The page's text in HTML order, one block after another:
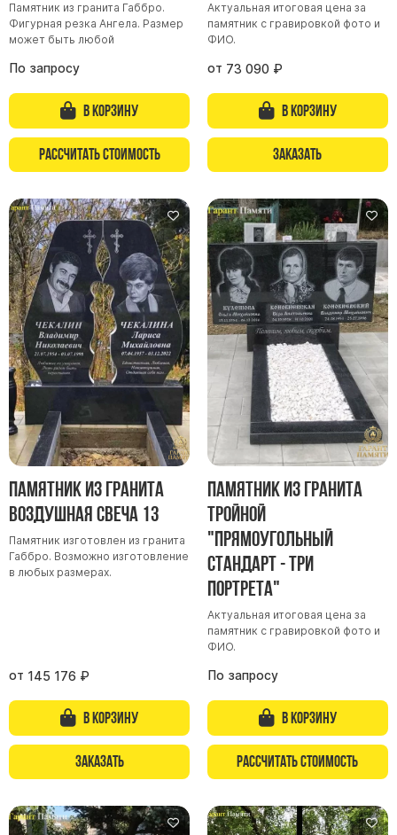
Памятники Мусульманские
Памятники Армянские
Европейские памятники
Памятники "Клипарт"
Семейные памятники ( памятники на двоих )
Памятники в форме креста
Зеркальные памятники
Памятники из белого мрамора Коелга
Креативные памятники
Кресты из белого мрамора
Фигурные памятники
Памятники в виде гитары
Памятники комбинированные
Памятники из цветного гранита
Памятники красные
Памятники красно-черные
Памятники коричневые
Памятники серые
Памятники зеленые
Памятники из Дымовского гранита
Памятники из гранита Возрождение
Памятники из гранита Гранатовый Амфиболит
Памятники из гранита Сюскюянсаари
Памятники из гранита Балтик Грин
Памятники из гранита Покостовский
Памятники из гранита Мансуровский
Памятники из гранита Масловский
Памятники из гранита Токовский
Памятник из гранита Габбро.
Фигурная резка Ангела. Размер
может быть любой
По запросу
В корзину
Рассчитать стоимость
Актуальная итоговая цена за
памятник с гравировкой фото и
ФИО.
от 73 090 ₽
В корзину
Заказать
Памятник из гранита
Воздушная свеча 13
Памятник изготовлен из гранита
Габбро. Возможно изготовление
в любых размерах.
от 145 176 ₽
В корзину
Заказать
Памятник из гранита
тройной
"Прямоугольный
стандарт - три
портрета"
Актуальная итоговая цена за
памятник с гравировкой фото и
ФИО.
По запросу
В корзину
Рассчитать стоимость